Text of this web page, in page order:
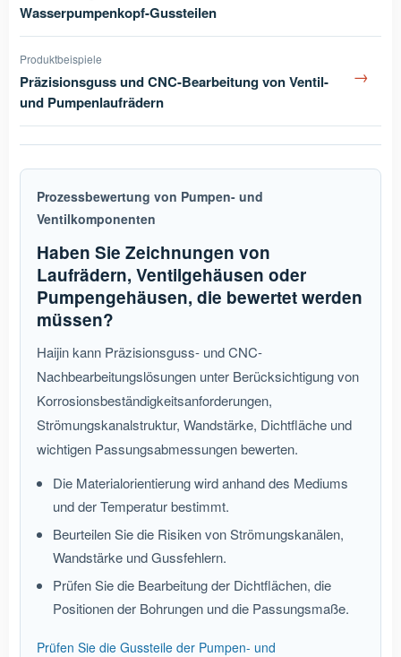
Wasserpumpenkopf-Gussteilen
Produktbeispiele
Präzisionsguss und CNC-Bearbeitung von Ventil-
und Pumpenlaufrädern
→
Prozessbewertung von Pumpen- und
Ventilkomponenten
Haben Sie Zeichnungen von
Laufrädern, Ventilgehäusen oder
Pumpengehäusen, die bewertet werden
müssen?
Haijin kann Präzisionsguss- und CNC-
Nachbearbeitungslösungen unter Berücksichtigung von
Korrosionsbeständigkeitsanforderungen,
Strömungskanalstruktur, Wandstärke, Dichtfläche und
wichtigen Passungsabmessungen bewerten.
Die Materialorientierung wird anhand des Mediums
und der Temperatur bestimmt.
Beurteilen Sie die Risiken von Strömungskanälen,
Wandstärke und Gussfehlern.
Prüfen Sie die Bearbeitung der Dichtflächen, die
Positionen der Bohrungen und die Passungsmaße.
Prüfen Sie die Gussteile der Pumpen- und